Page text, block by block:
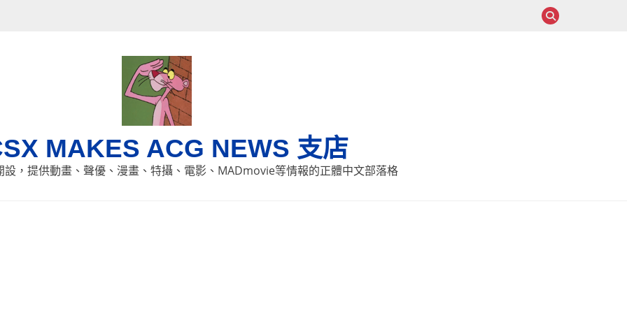
MAKES ACG NEWS 支店
設，提供動畫、聲優、漫畫、特攝、電影、MADmovie等情報的正體中文部落格